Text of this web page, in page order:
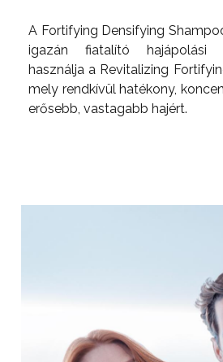
A Fortifying Densifying
igazán fiatalító hajápolási
használja a Revitalizing
mely rendkívül hatékony,
erősebb, vastagabb hajért.